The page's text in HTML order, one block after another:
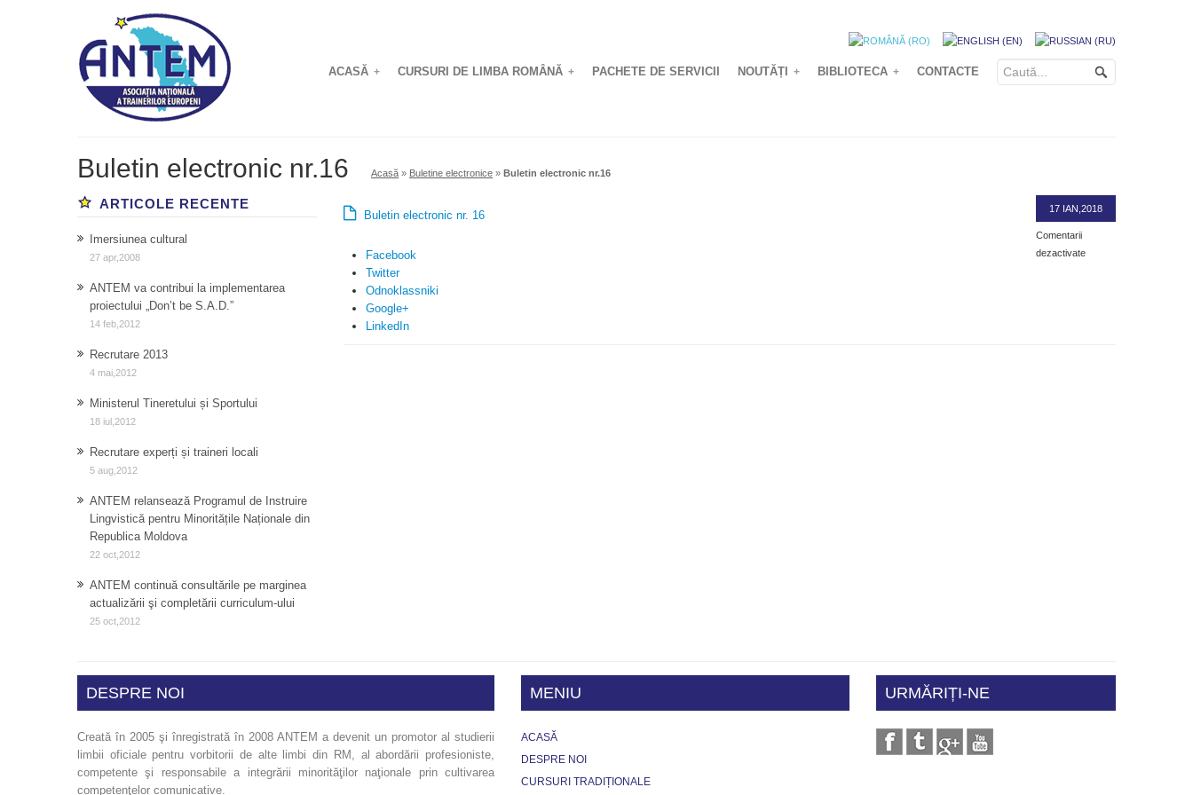
ACASĂ + CURSURI DE LIMBA ROMÂNĂ + PACHETE DE SERVICII NOUTĂȚI + BIBLIOTECA + CONTACTE
Buletin electronic nr.16 Acasă » Buletine electronice » Buletin electronic nr.16
17 IAN,2018
Comentarii
dezactivate
Buletin electronic nr. 16
Facebook
Twitter
Odnoklassniki
Google+
LinkedIn
ARTICOLE RECENTE
Imersiunea cultural
27 apr,2008
ANTEM va contribui la implementarea
proiectului „Don’t be S.A.D.”
14 feb,2012
Recrutare 2013
4 mai,2012
Ministerul Tineretului și Sportului
18 iul,2012
Recrutare experți și traineri locali
5 aug,2012
ANTEM relansează Programul de Instruire
Lingvistică pentru Minoritățile Naționale din
Republica Moldova
22 oct,2012
ANTEM continuă consultările pe marginea
actualizării şi completării curriculum-ului
25 oct,2012
DESPRE NOI
Creată în 2005 şi înregistrată în 2008 ANTEM a devenit un promotor al studierii
limbii oficiale pentru vorbitorii de alte limbi din RM, al abordării profesioniste,
competente şi responsabile a integrării minorităţilor naţionale prin cultivarea
competenţelor comunicative.
MENIU
ACASĂ
DESPRE NOI
CURSURI TRADIȚIONALE
URMĂRIȚI-NE